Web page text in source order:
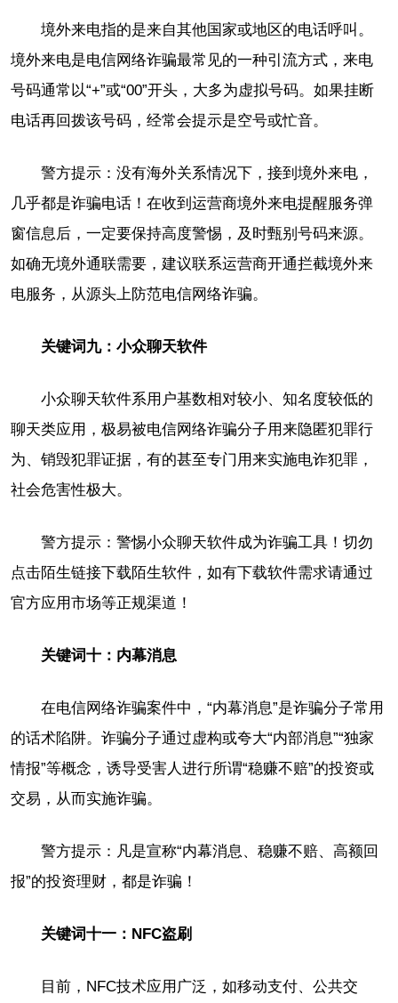
境外来电指的是来自其他国家或地区的电话呼叫。
境外来电是电信网络诈骗最常见的一种引流方式，来电
号码通常以“+”或“00”开头，大多为虚拟号码。如果挂断
电话再回拨该号码，经常会提示是空号或忙音。
警方提示：没有海外关系情况下，接到境外来电，
几乎都是诈骗电话！在收到运营商境外来电提醒服务弹
窗信息后，一定要保持高度警惕，及时甄别号码来源。
如确无境外通联需要，建议联系运营商开通拦截境外来
电服务，从源头上防范电信网络诈骗。
关键词九：小众聊天软件
小众聊天软件系用户基数相对较小、知名度较低的
聊天类应用，极易被电信网络诈骗分子用来隐匿犯罪行
为、销毁犯罪证据，有的甚至专门用来实施电诈犯罪，
社会危害性极大。
警方提示：警惕小众聊天软件成为诈骗工具！切勿
点击陌生链接下载陌生软件，如有下载软件需求请通过
官方应用市场等正规渠道！
关键词十：内幕消息
在电信网络诈骗案件中，“内幕消息”是诈骗分子常用
的话术陷阱。诈骗分子通过虚构或夸大“内部消息”“独家
情报”等概念，诱导受害人进行所谓“稳赚不赔”的投资或
交易，从而实施诈骗。
警方提示：凡是宣称“内幕消息、稳赚不赔、高额回
报”的投资理财，都是诈骗！
关键词十一：NFC盗刷
目前，NFC技术应用广泛，如移动支付、公共交